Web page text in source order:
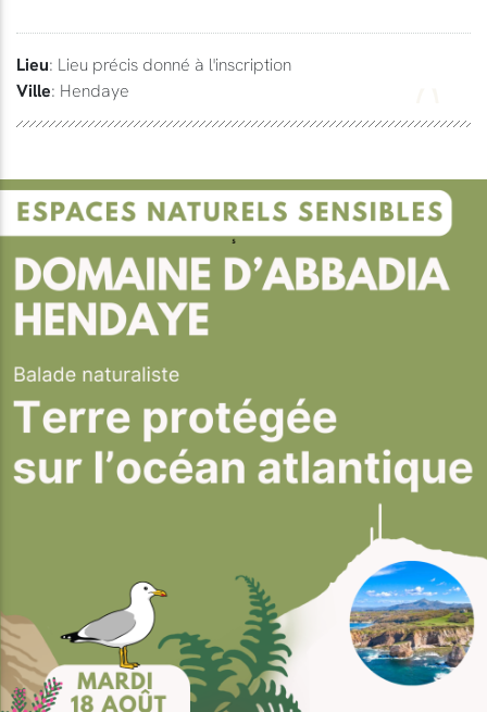
Lieu: Lieu précis donné à l'inscription
Ville: Hendaye